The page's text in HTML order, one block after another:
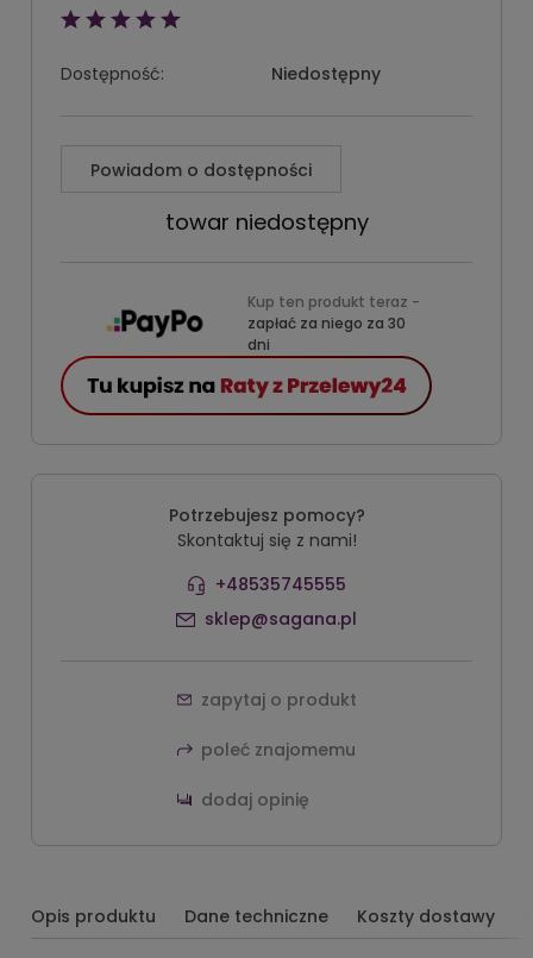
Dostępność: Niedostępny
Powiadom o dostępności
towar niedostępny
Kup ten produkt teraz -
zapłać za niego za 30
dni
Potrzebujesz pomocy?
Skontaktuj się z nami!
+48535745555
sklep@sagana.pl
zapytaj o produkt
poleć znajomemu
dodaj opinię
Opis produktu Dane techniczne Koszty dostawy